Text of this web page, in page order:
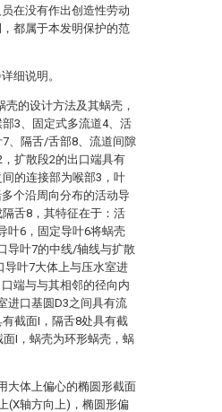
在没有作出创造性劳动
都属于本发明保护的范
细说明。
的设计方法及其蜗壳，
3、固定式多流道4、活
、隔舌/舌部8、流道间隙
扩散段2的出口端具有
的连接部为喉部3，叶
个沿周向分布的活动导
舌8，其特征在于：活
叶6，固定导叶6将蜗壳
导叶7的中线/轴线与扩散
叶7大体上与压水室进
端与与其相邻的径向内
进口基圆D3之间具有流
截面I，隔舌8处具有截
I，蜗壳为环形蜗壳，蜗
大体上偏心的椭圆形截面
(X轴方向上)，椭圆形偏